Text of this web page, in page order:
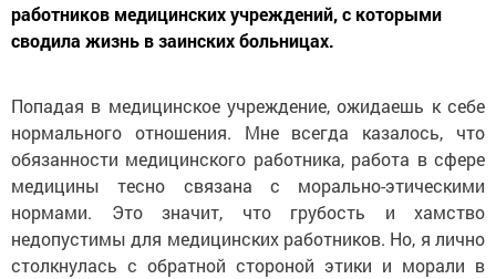
работников медицинских учреждений, с которыми
сводила жизнь в заинских больницах.
Попадая в медицинское учреждение, ожидаешь к себе
нормального отношения. Мне всегда казалось, что
обязанности медицинского работника, работа в сфере
медицины тесно связана с морально-этическими
нормами. Это значит, что грубость и хамство
недопустимы для медицинских работников. Но, я лично
столкнулась с обратной стороной этики и морали в